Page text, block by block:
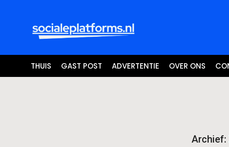
THUIS GAST POST ADVERTENTIE OVER ONS
Archief: